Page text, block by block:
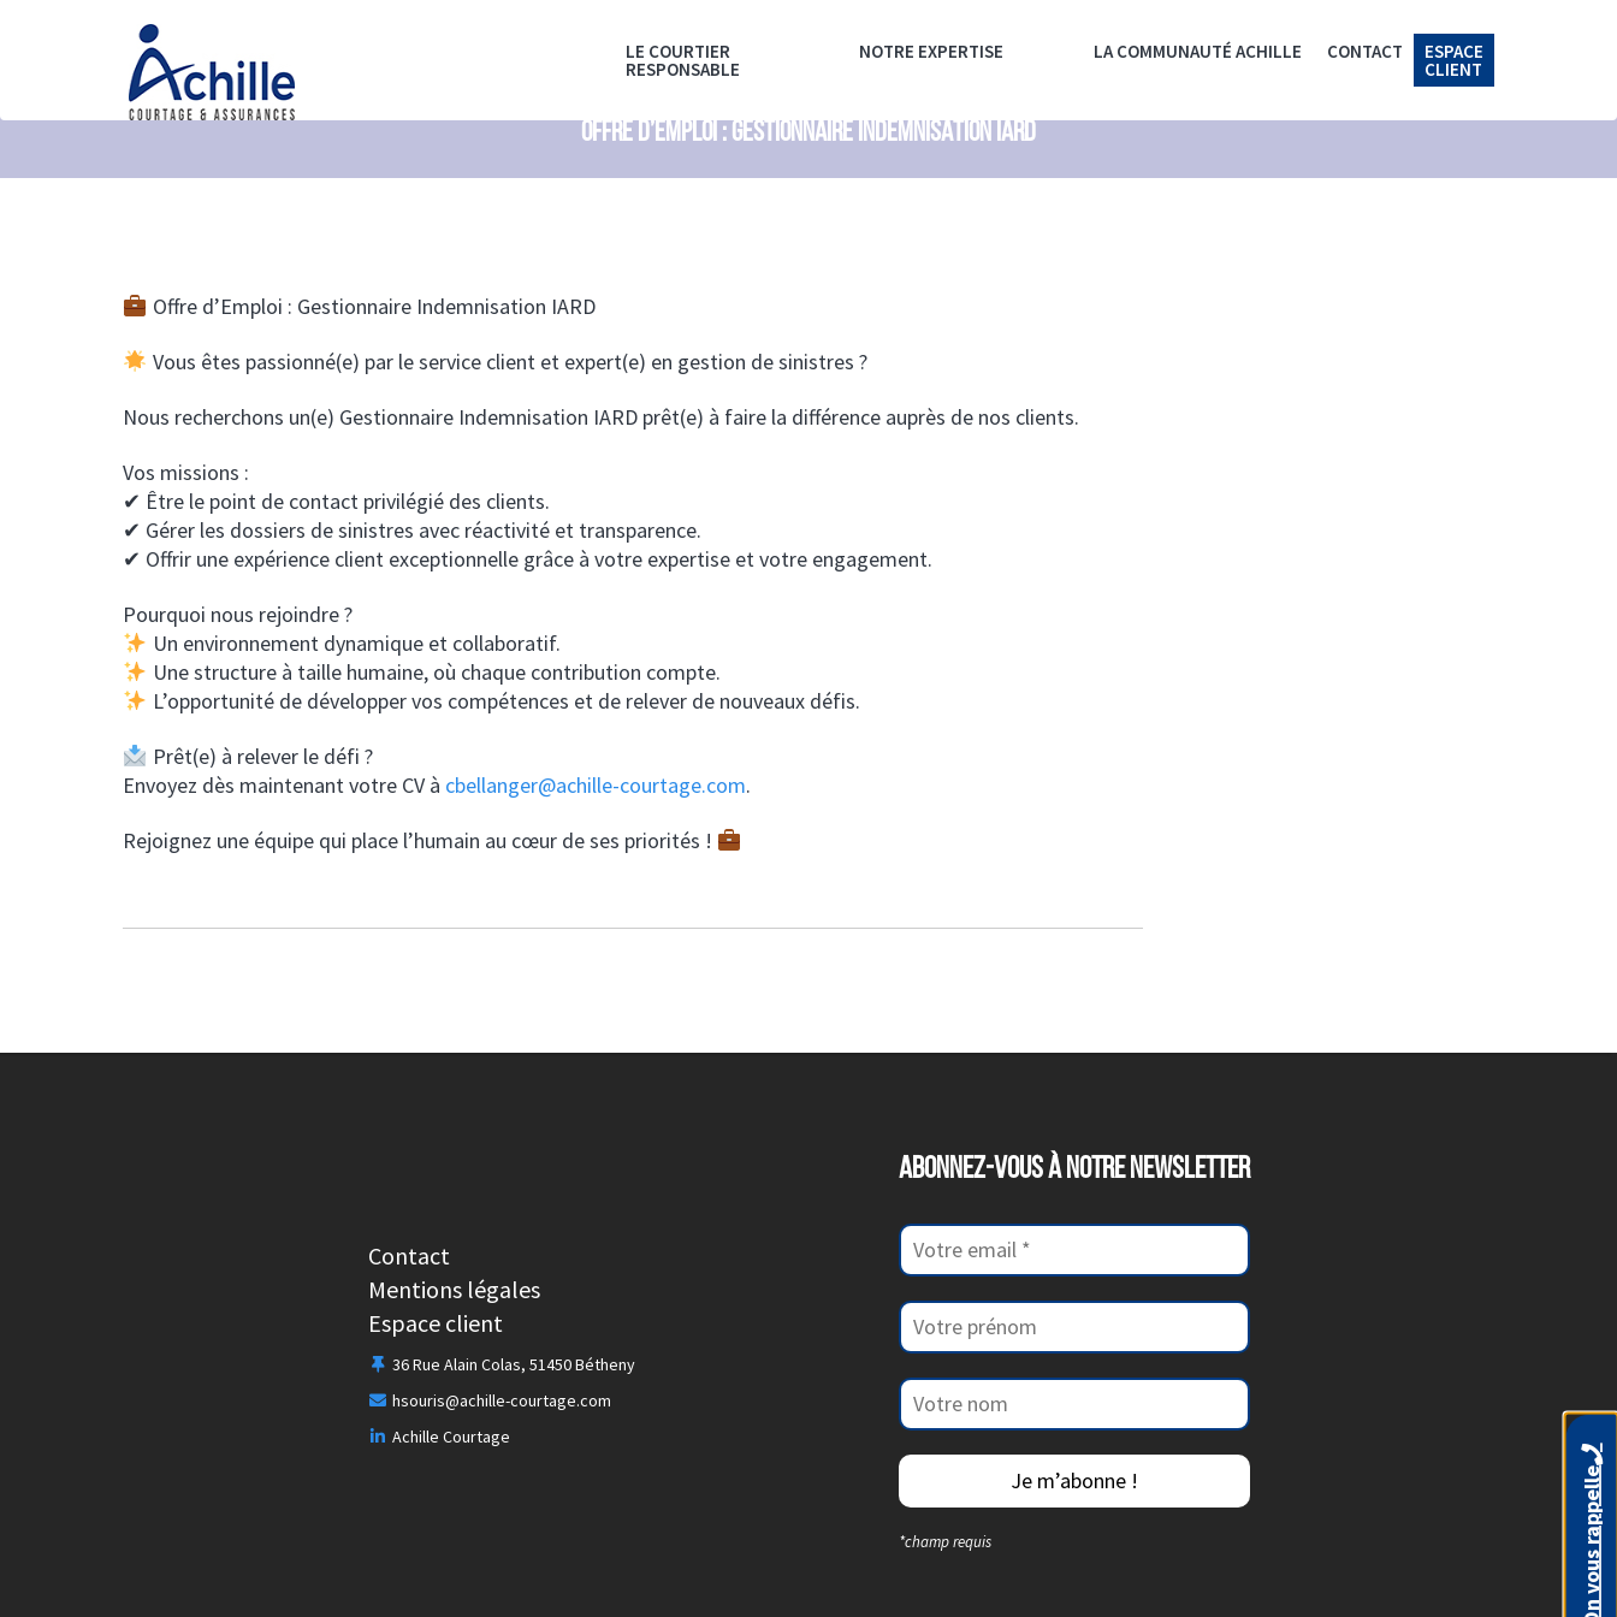
OFFRE D’EMPLOI : GESTIONNAIRE INDEMNISATION IARD
Offre d’Emploi : Gestionnaire Indemnisation IARD
Vous êtes passionné(e) par le service client et expert(e) en gestion de sinistres ?
Nous recherchons un(e) Gestionnaire Indemnisation IARD prêt(e) à faire la différence auprès de nos clients.
Vos missions :
✔ Être le point de contact privilégié des clients.
✔ Gérer les dossiers de sinistres avec réactivité et transparence.
✔ Offrir une expérience client exceptionnelle grâce à votre expertise et votre engagement.
Pourquoi nous rejoindre ?
Un environnement dynamique et collaboratif.
Une structure à taille humaine, où chaque contribution compte.
L’opportunité de développer vos compétences et de relever de nouveaux défis.
Prêt(e) à relever le défi ?
Envoyez dès maintenant votre CV à cbellanger@achille-courtage.com.
Rejoignez une équipe qui place l’humain au cœur de ses priorités !
Contact
Mentions légales
Espace client
36 Rue Alain Colas, 51450 Bétheny
hsouris@achille-courtage.com
Achille Courtage
ABONNEZ-VOUS À NOTRE NEWSLETTER
*champ requis
LE COURTIER
RESPONSABLE
NOTRE EXPERTISE LA COMMUNAUTÉ ACHILLE CONTACT ESPACE
CLIENT
On vous rappelle